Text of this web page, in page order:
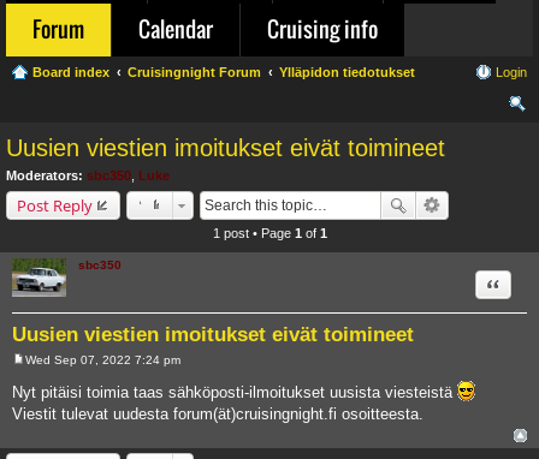
Forum
Calendar Cruising info
Board index Cruisingnight Forum Ylläpidon tiedotukset Login
Uusien viestien imoitukset eivät toimineet
Moderators: sbc350 Luke
Post Reply
1 post • Page 1 of 1
sbc350
Uusien viestien imoitukset eivät toimineet
Quote
s
t
Wed Sep 07, 2022 7:24 pm
Nyt pitäisi toimia taas sähköposti-ilmoitukset uusista viesteistä
Viestit tulevat uudesta forum(ät)cruisingnight.fi osoitteesta.